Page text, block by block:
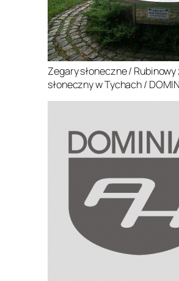
Zegary słoneczne / Rubinowy
słoneczny w Tychach /